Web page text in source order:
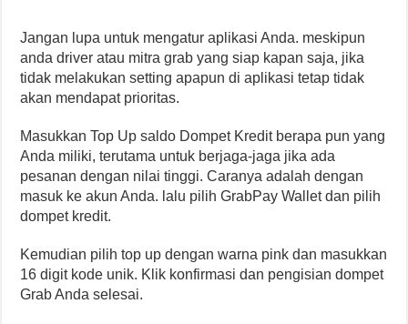
Jangan lupa untuk mengatur aplikasi Anda. meskipun
anda driver atau mitra grab yang siap kapan saja, jika
tidak melakukan setting apapun di aplikasi tetap tidak
akan mendapat prioritas.
Masukkan Top Up saldo Dompet Kredit berapa pun yang
Anda miliki, terutama untuk berjaga-jaga jika ada
pesanan dengan nilai tinggi. Caranya adalah dengan
masuk ke akun Anda. lalu pilih GrabPay Wallet dan pilih
dompet kredit.
Kemudian pilih top up dengan warna pink dan masukkan
16 digit kode unik. Klik konfirmasi dan pengisian dompet
Grab Anda selesai.